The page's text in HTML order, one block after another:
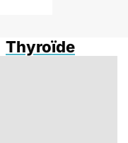
Thyroïde